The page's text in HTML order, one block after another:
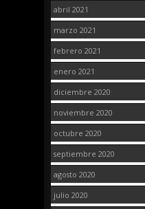
abril 2021
marzo 2021
febrero 2021
enero 2021
diciembre 2020
noviembre 2020
octubre 2020
septiembre 2020
agosto 2020
julio 2020